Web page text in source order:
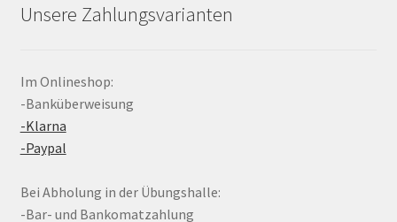
Unsere Zahlungsvarianten
Im Onlineshop:
-Banküberweisung
-Klarna
-Paypal
Bei Abholung in der Übungshalle:
-Bar- und Bankomatzahlung